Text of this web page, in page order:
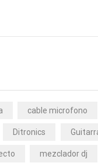
cable microfono
Ditronics
mezclador dj